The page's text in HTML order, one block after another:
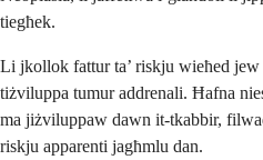
tiegħek.
Li jkollok fattur ta’ riskju wieħed
tiżviluppa tumur addrenali. Ħafna
ma jiżviluppaw dawn it-tkabbir,
riskju apparenti jagħmlu dan.